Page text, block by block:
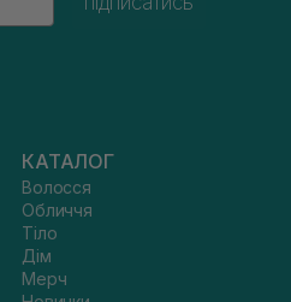
КАТАЛОГ
Волосся
Обличчя
Тіло
Дім
Мерч